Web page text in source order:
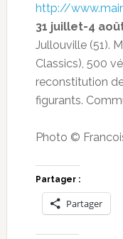
http://
31 juillet-4
Jullouville (51).
Classics), 500
reconstitution
figurants.
Photo ©
Partager :
Partager